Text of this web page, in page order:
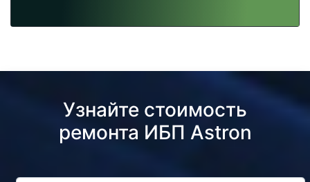
Узнайте стоимость
ремонта ИБП Astron